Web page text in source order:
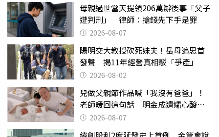
母親過世當天提領206萬辦後事「父子
遭判刑」 律師：搶錢先下手是罪
2026-08-07
陽明交大教授砍死妹夫！岳母追思首
發聲 揭11年經營真相駁「爭產」
2026-08-02
兒做父親節作品喊「我沒有爸爸」！
老師暖回這句話 明金成遺孀心酸惹
淚 2026-08-07